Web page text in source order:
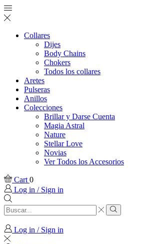
Collares
Dijes
Body Chains
Chokers
Todos los collares
Aretes
Pulseras
Anillos
Colecciones
Brillar y Darse Cuenta
Magia Astral
Nature
Stellar Love
Novias
Ver Todos los Accesorios
Cart 0
Log in / Sign in
Search
input
Search
Log in / Sign in